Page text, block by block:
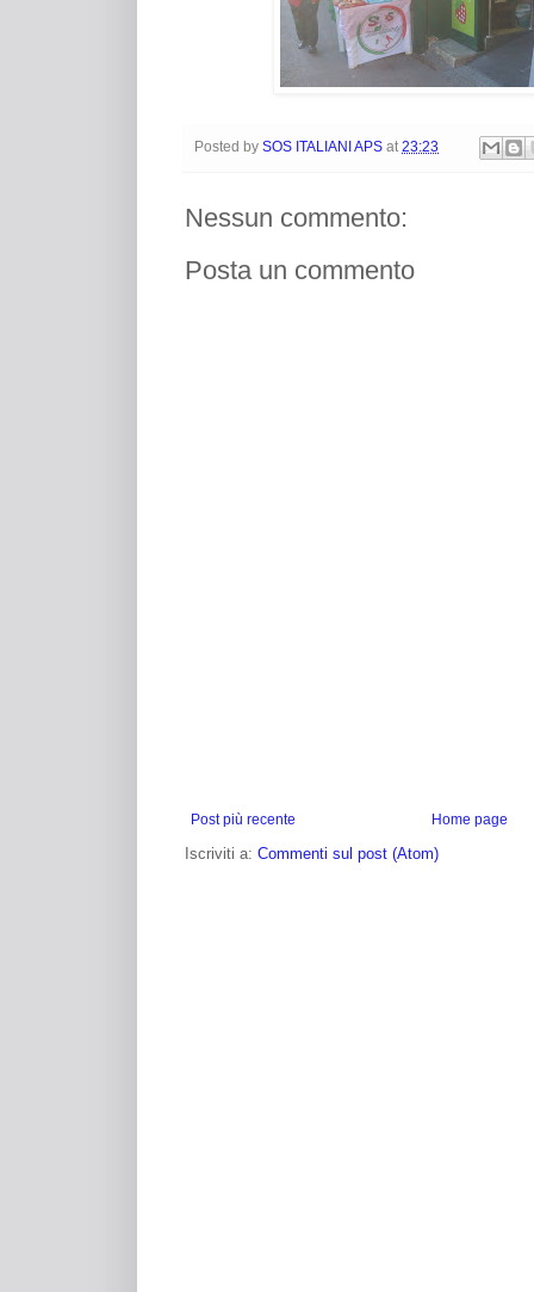
Posted by SOS ITALIANI APS at 23:23
Nessun commento:
Posta un commento
Post più recente Home page
Iscriviti a: Commenti sul post (Atom)